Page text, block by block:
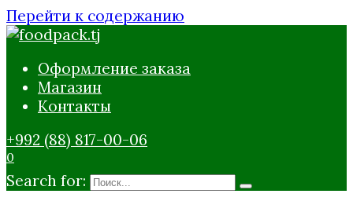
Перейти к содержанию
Оформление заказа
Магазин
Контакты
+992 (88) 817-00-06
0
Search for: